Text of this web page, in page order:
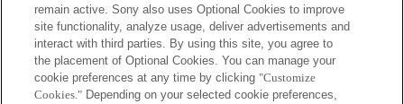
remain active. Sony also uses Optional Cookies to improve
site functionality, analyze usage, deliver advertisements and
interact with third parties. By using this site, you agree to
the placement of Optional Cookies. You can manage your
cookie preferences at any time by clicking "Customize
Cookies." Depending on your selected cookie preferences,